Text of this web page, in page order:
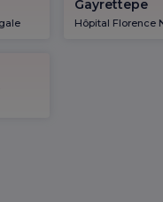
Gayrettepe
Hôpital Florence